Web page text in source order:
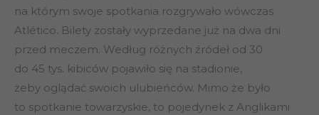
na którym swoje spotkania rozgrywało wówczas
Atlético. Bilety zostały wyprzedane już na dwa dni
przed meczem. Według różnych źródeł od 30
do 45 tys. kibiców pojawiło się na stadionie,
żeby oglądać swoich ulubieńców. Mimo że było
to spotkanie towarzyskie, to pojedynek z Anglikami